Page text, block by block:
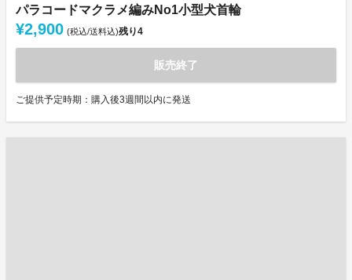
パラコードマクラメ編みNo1小型犬首輪
¥2,900 (税込/送料込)残り4
販売終了
ご提供予定時期：購入後3週間以内に発送